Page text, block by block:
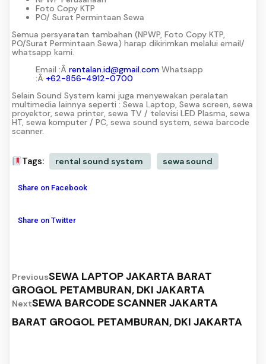
Foto Copy KTP
PO/ Surat Permintaan Sewa
Semua persyaratan tambahan (NPWP, Foto Copy KTP,
PO/Surat Permintaan Sewa) harap dikirimkan melalui email/
whatsapp kami.
Email :Â rentalan.id@gmail.com Whatsapp
:Â +62-856-4912-0700
Selain Sound System kami juga menyewakan peralatan
multimedia lainnya seperti : Sewa Laptop, Sewa screen, sewa
proyektor, sewa printer, sewa TV / televisi LED Plasma, sewa
HT, sewa komputer / PC, sewa sound system, sewa barcode
scanner.
Tags: rental sound system sewa sound
Share on Facebook
Share on Twitter
PreviousSEWA LAPTOP JAKARTA BARAT
GROGOL PETAMBURAN, DKI JAKARTA
NextSEWA BARCODE SCANNER JAKARTA
BARAT GROGOL PETAMBURAN, DKI JAKARTA